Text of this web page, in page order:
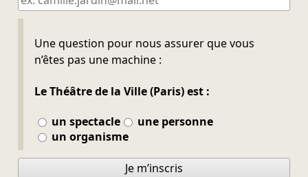
Une question pour nous assurer que vous
n’êtes pas une machine :
Le Théâtre de la Ville (Paris) est :
un spectacle
une personne
un organisme
Ne pas remplir
Je m’inscris